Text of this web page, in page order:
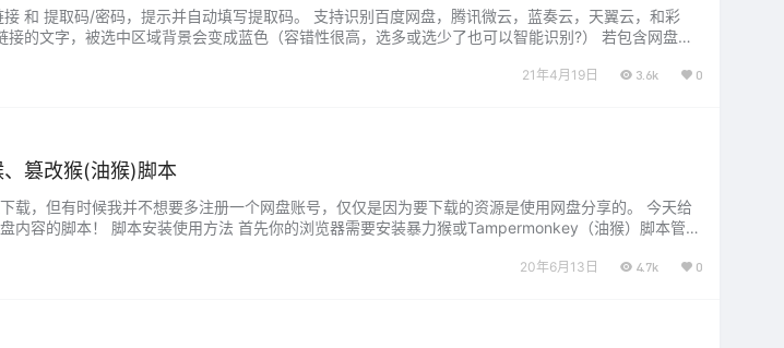
和 提取码/密码，提示并自动填写提取码。 支持识别百度网盘，腾讯微云，蓝奏云，天翼云，和彩
的文字，被选中区域背景会变成蓝色（容错性很高，选多或选少了也可以智能识别?） 若包含网盘链
21年4月19日 3.6k 0
篡改猴(油猴)脚本
载，但有时候我并不想要多注册一个网盘账号，仅仅是因为要下载的资源是使用网盘分享的。 今天给
内容的脚本！ 脚本安装使用方法 首先你的浏览器需要安装暴力猴或Tampermonkey（油猴）脚本管理
20年6月13日 4.7k 0